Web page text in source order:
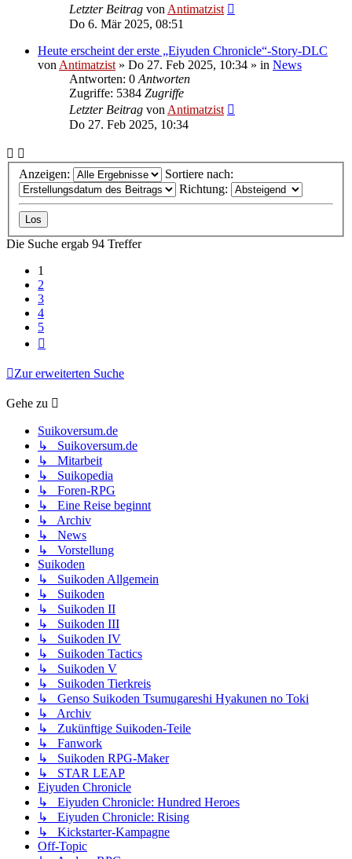
Letzter Beitrag von Antimatzist
Do 6. Mär 2025, 08:51
Heute erscheint der erste „Eiyuden Chronicle“-Story-DLC
von Antimatzist » Do 27. Feb 2025, 10:34 » in News
Antworten: 0 Antworten
Zugriffe: 5384 Zugriffe
Letzter Beitrag von Antimatzist
Do 27. Feb 2025, 10:34
Anzeigen:
Sortiere nach:
Richtung:
Die Suche ergab 94 Treffer
1
2
3
4
5
Zur erweiterten Suche
Gehe zu
Suikoversum.de
↳ Suikoversum.de
↳ Mitarbeit
↳ Suikopedia
↳ Foren-RPG
↳ Eine Reise beginnt
↳ Archiv
↳ News
↳ Vorstellung
Suikoden
↳ Suikoden Allgemein
↳ Suikoden
↳ Suikoden II
↳ Suikoden III
↳ Suikoden IV
↳ Suikoden Tactics
↳ Suikoden V
↳ Suikoden Tierkreis
↳ Genso Suikoden Tsumugareshi Hyakunen no Toki
↳ Archiv
↳ Zukünftige Suikoden-Teile
↳ Fanwork
↳ Suikoden RPG-Maker
↳ STAR LEAP
Eiyuden Chronicle
↳ Eiyuden Chronicle: Hundred Heroes
↳ Eiyuden Chronicle: Rising
↳ Kickstarter-Kampagne
Off-Topic